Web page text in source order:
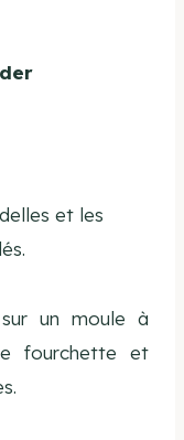
et les
un moule à
fourchette et